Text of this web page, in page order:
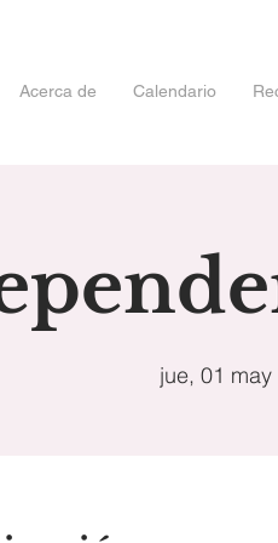
Acerca de Calendario
jue, 01 may